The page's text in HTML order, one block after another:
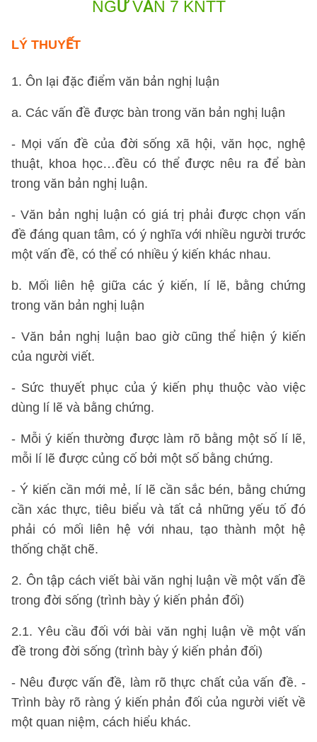
NGỮ VĂN 7 KNTT
LÝ THUYẾT
1. Ôn lại đặc điểm văn bản nghị luận
a. Các vấn đề được bàn trong văn bản nghị luận
- Mọi vấn đề của đời sống xã hội, văn học, nghệ
thuật, khoa học…đều có thể được nêu ra để bàn
trong văn bản nghị luận.
- Văn bản nghị luận có giá trị phải được chọn vấn
đề đáng quan tâm, có ý nghĩa với nhiều người trước
một vấn đề, có thể có nhiều ý kiến khác nhau.
b. Mối liên hệ giữa các ý kiến, lí lẽ, bằng chứng
trong văn bản nghị luận
- Văn bản nghị luận bao giờ cũng thể hiện ý kiến
của người viết.
- Sức thuyết phục của ý kiến phụ thuộc vào việc
dùng lí lẽ và bằng chứng.
- Mỗi ý kiến thường được làm rõ bằng một số lí lẽ,
mỗi lí lẽ được củng cố bởi một số bằng chứng.
- Ý kiến cần mới mẻ, lí lẽ cần sắc bén, bằng chứng
cần xác thực, tiêu biểu và tất cả những yếu tố đó
phải có mối liên hệ với nhau, tạo thành một hệ
thống chặt chẽ.
2. Ôn tập cách viết bài văn nghị luận về một vấn đề
trong đời sống (trình bày ý kiến phản đối)
2.1. Yêu cầu đối với bài văn nghị luận về một vấn
đề trong đời sống (trình bày ý kiến phản đối)
- Nêu được vấn đề, làm rõ thực chất của vấn đề. -
Trình bày rõ ràng ý kiến phản đối của người viết về
một quan niệm, cách hiểu khác.